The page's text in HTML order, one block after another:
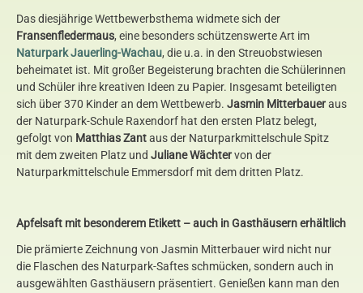
Das diesjährige Wettbewerbsthema widmete sich der
Fransenfledermaus, eine besonders schützenswerte Art im
Naturpark Jauerling-Wachau, die u.a. in den Streuobstwiesen
beheimatet ist. Mit großer Begeisterung brachten die Schülerinnen
und Schüler ihre kreativen Ideen zu Papier. Insgesamt beteiligten
sich über 370 Kinder an dem Wettbewerb. Jasmin Mitterbaueraus
der Naturpark-Schule Raxendorf hat den ersten Platz belegt,
gefolgt von Matthias Zantaus der Naturparkmittelschule Spitz
mit dem zweiten Platz und Juliane Wächtervon der
Naturparkmittelschule Emmersdorf mit dem dritten Platz.
Apfelsaft mit besonderem Etikett – auch in Gasthäusern erhältlich
Die prämierte Zeichnung von Jasmin Mitterbauer wird nicht nur
die Flaschen des Naturpark-Saftes schmücken, sondern auch in
ausgewählten Gasthäusern präsentiert. Genießen kann man den